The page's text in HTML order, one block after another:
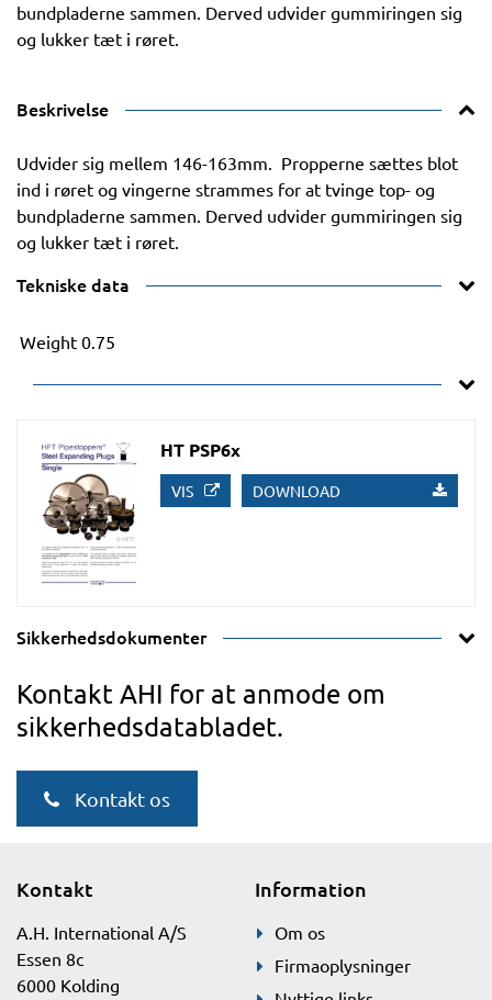
bundpladerne sammen. Derved udvider gummiringen sig
og lukker tæt i røret.
Beskrivelse
Udvider sig mellem 146-163mm. Propperne sættes blot
ind i røret og vingerne strammes for at tvinge top- og
bundpladerne sammen. Derved udvider gummiringen sig
og lukker tæt i røret.
Tekniske data
Weight 0.75
HT PSP6x
VIS DOWNLOAD
Sikkerhedsdokumenter
Kontakt AHI for at anmode om
sikkerhedsdatabladet.
Kontakt os
Kontakt
A.H. International A/S
Essen 8c
6000 Kolding
Information
Om os
Firmaoplysninger